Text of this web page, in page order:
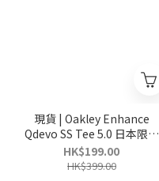
現貨 | Oakley Enhance
Qdevo SS Tee 5.0 日本限定
速乾
HK$199.00
HK$399.00